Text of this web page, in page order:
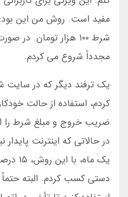
شرط ۱۰۰ هزار تومان.
مجدداً شروع می کردم.
یک ترفند دیگر که در
کردم، استفاده از حالت
ضریب خروج و مبلغ شرط را
در حالاتی که اینترنت
یک
دستی کسب کردم. البته